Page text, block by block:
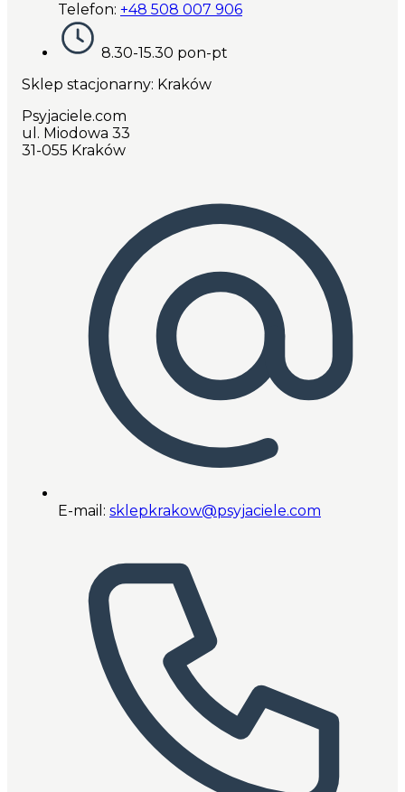
Telefon: +48 508 007 906
8.30-15.30 pon-pt
Sklep stacjonarny: Kraków
Psyjaciele.com
ul. Miodowa 33
31-055 Kraków
E-mail: sklepkrakow@psyjaciele.com